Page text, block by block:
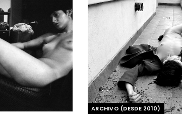
ARCHIVO (DESDE 2010)